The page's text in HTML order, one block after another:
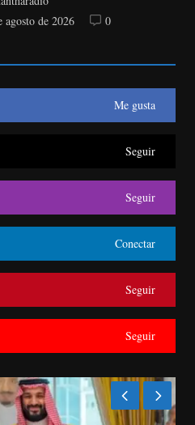
agosto de 2026
0
Me gusta
Seguir
Seguir
Conectar
Seguir
Seguir